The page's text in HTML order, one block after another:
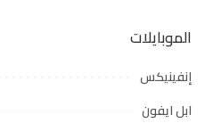
الموبايلات
إنفينيكس
ابل ايفون